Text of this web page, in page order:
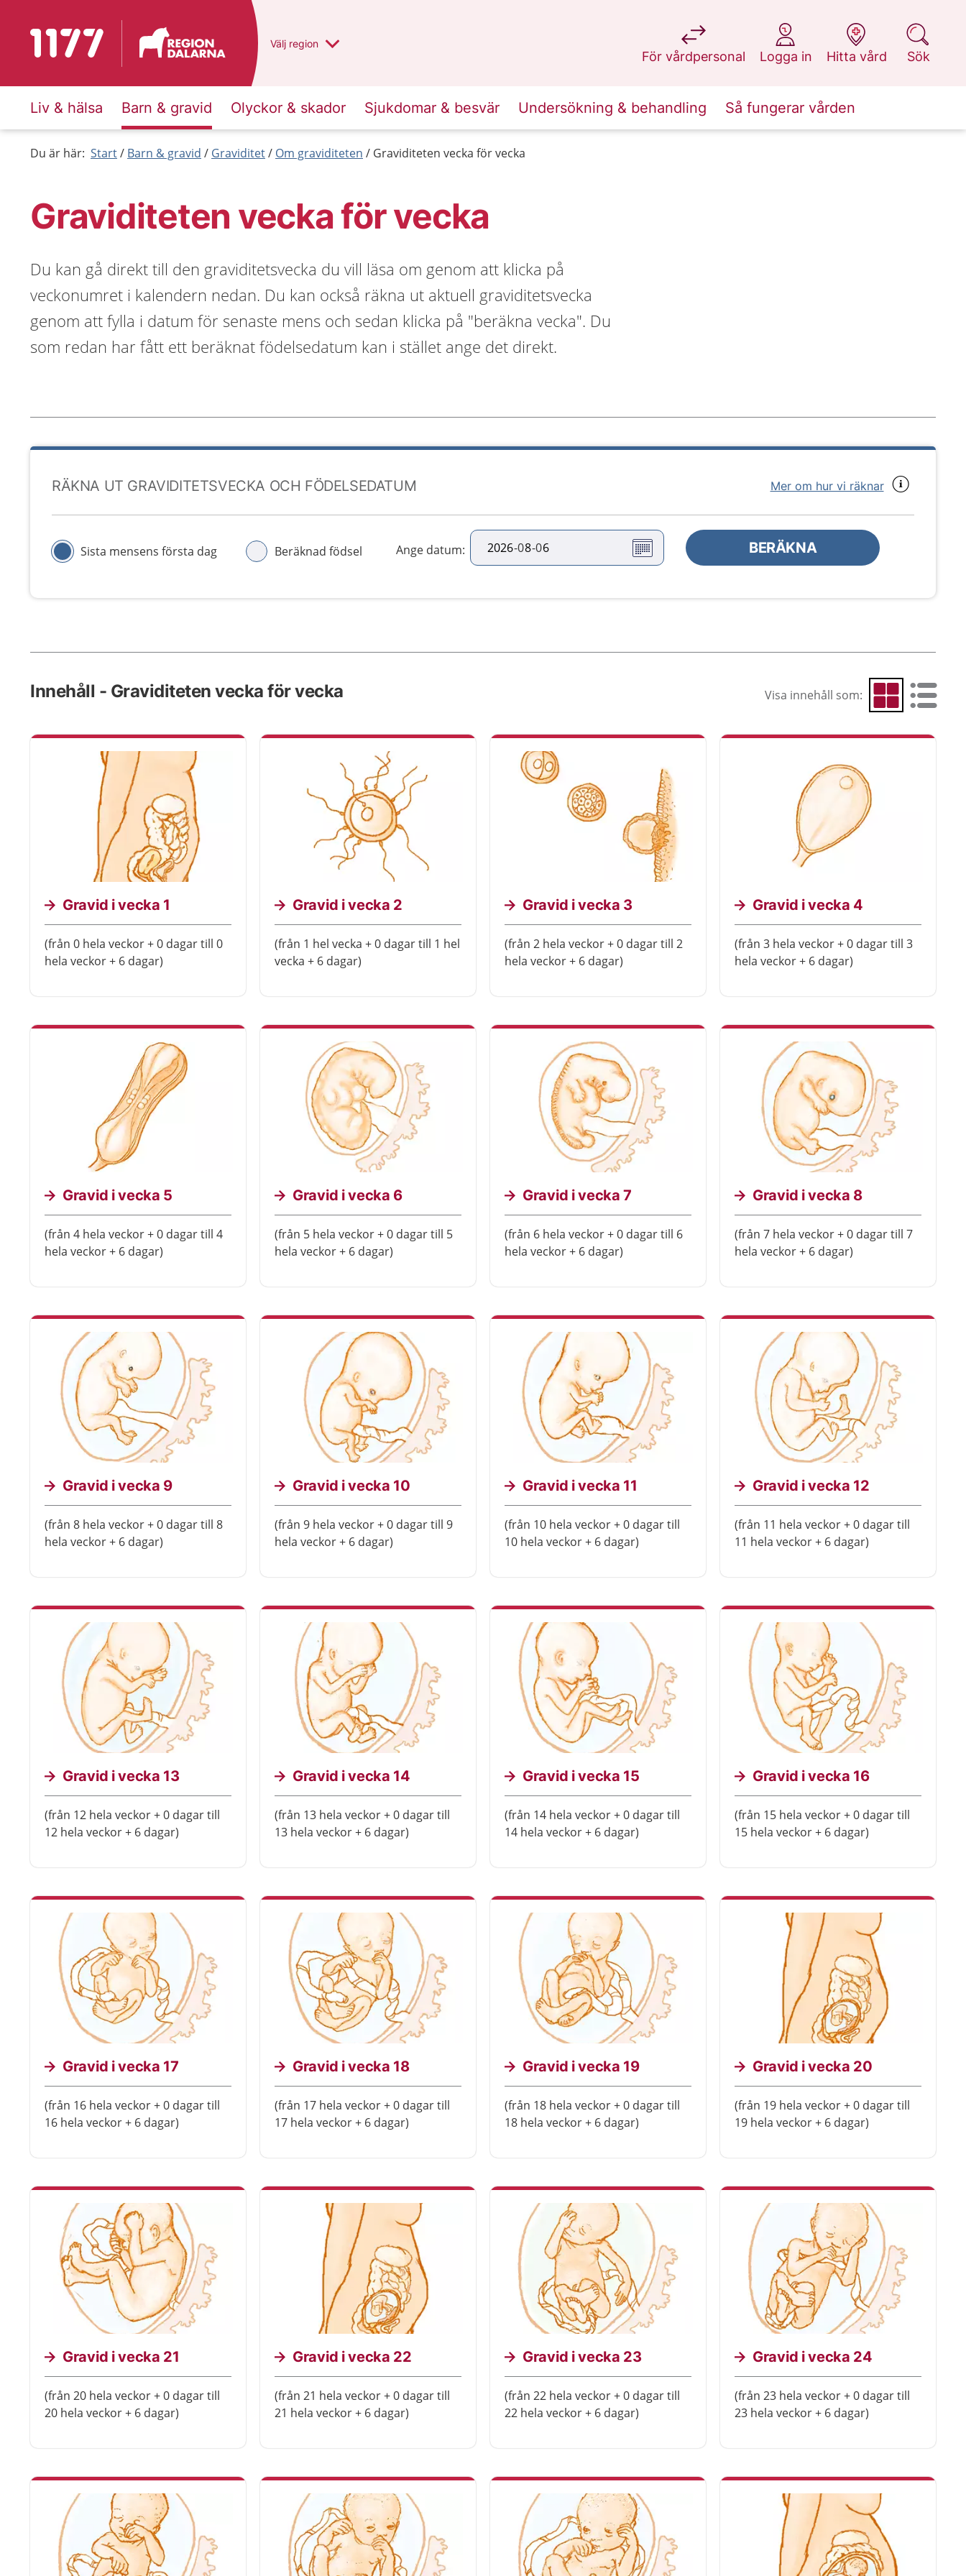
Till startsidan för 1177 Du har valt region
Välj en annan
region
För vårdpersonal
på 1177.se
Logga in
på 1177.se
Hitta vård
på 1177.se
Sök
på 1177.se
Liv & hälsa Barn & gravid Olyckor & skador Sjukdomar & besvär Undersökning & behandling Så fungerar vården
Du är här: Start Barn & gravid Graviditet Om graviditeten Graviditeten vecka för vecka
Graviditeten vecka för vecka
Du kan gå direkt till den graviditetsvecka du vill läsa om genom att klicka på
veckonumret i kalendern nedan. Du kan också räkna ut aktuell graviditetsvecka
genom att fylla i datum för senaste mens och sedan klicka på "beräkna vecka". Du
som redan har fått ett beräknat födelsedatum kan i stället ange det direkt.
RÄKNA UT GRAVIDITETSVECKA OCH FÖDELSEDATUM Mer om hur vi räknar
Sista mensens första dag Beräknad födsel Ange datum: -0 -0 BERÄKNA
Innehåll - Graviditeten vecka för vecka Visa innehåll som: Visa som rutnät
Visa som
Gravid i vecka 1
(från 0 hela veckor + 0 dagar till 0
hela veckor + 6 dagar)
Gravid i vecka 2
(från 1 hel vecka + 0 dagar till 1 hel
vecka + 6 dagar)
Gravid i vecka 3
(från 2 hela veckor + 0 dagar till 2
hela veckor + 6 dagar)
Gravid i vecka 4
(från 3 hela veckor + 0 dagar till 3
hela veckor + 6 dagar)
Gravid i vecka 5
(från 4 hela veckor + 0 dagar till 4
hela veckor + 6 dagar)
Gravid i vecka 6
(från 5 hela veckor + 0 dagar till 5
hela veckor + 6 dagar)
Gravid i vecka 7
(från 6 hela veckor + 0 dagar till 6
hela veckor + 6 dagar)
Gravid i vecka 8
(från 7 hela veckor + 0 dagar till 7
hela veckor + 6 dagar)
Gravid i vecka 9
(från 8 hela veckor + 0 dagar till 8
hela veckor + 6 dagar)
Gravid i vecka 10
(från 9 hela veckor + 0 dagar till 9
hela veckor + 6 dagar)
Gravid i vecka 11
(från 10 hela veckor + 0 dagar till
10 hela veckor + 6 dagar)
Gravid i vecka 12
(från 11 hela veckor + 0 dagar till
11 hela veckor + 6 dagar)
Gravid i vecka 13
(från 12 hela veckor + 0 dagar till
12 hela veckor + 6 dagar)
Gravid i vecka 14
(från 13 hela veckor + 0 dagar till
13 hela veckor + 6 dagar)
Gravid i vecka 15
(från 14 hela veckor + 0 dagar till
14 hela veckor + 6 dagar)
Gravid i vecka 16
(från 15 hela veckor + 0 dagar till
15 hela veckor + 6 dagar)
Gravid i vecka 17
(från 16 hela veckor + 0 dagar till
16 hela veckor + 6 dagar)
Gravid i vecka 18
(från 17 hela veckor + 0 dagar till
17 hela veckor + 6 dagar)
Gravid i vecka 19
(från 18 hela veckor + 0 dagar till
18 hela veckor + 6 dagar)
Gravid i vecka 20
(från 19 hela veckor + 0 dagar till
19 hela veckor + 6 dagar)
Gravid i vecka 21
(från 20 hela veckor + 0 dagar till
20 hela veckor + 6 dagar)
Gravid i vecka 22
(från 21 hela veckor + 0 dagar till
21 hela veckor + 6 dagar)
Gravid i vecka 23
(från 22 hela veckor + 0 dagar till
22 hela veckor + 6 dagar)
Gravid i vecka 24
(från 23 hela veckor + 0 dagar till
23 hela veckor + 6 dagar)